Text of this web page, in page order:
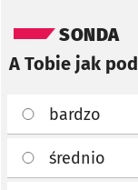
SONDA
A Tobie jak
bardzo
średnio